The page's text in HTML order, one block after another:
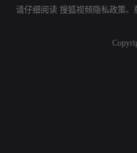
请仔细阅读 搜狐视频隐私政策、